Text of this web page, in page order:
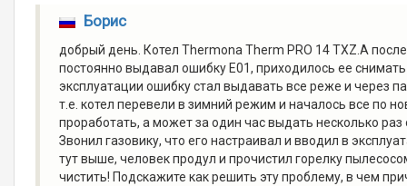
Борис
добрый день. Котел Thermona Therm PRO 14 TXZ.A
постоянно выдавал ошибку Е01, приходилось ее
эксплуатации ошибку стал выдавать все реже и через
т.е. котел перевели в зимний режим и началось все по
проработать, а может за один час выдать несколько
Звонил газовику, что его настраивал и вводил в
тут выше, человек продул и прочистил горелку
чистить! Подскажите как решить эту проблему, в чем